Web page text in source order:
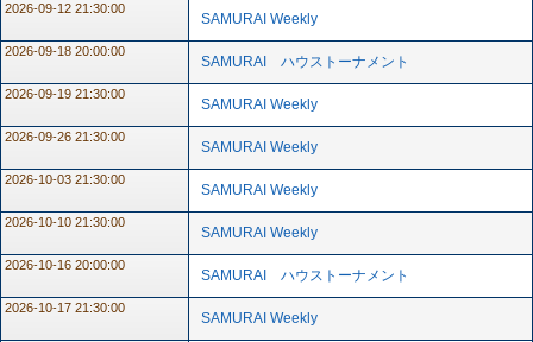
2026-09-12 21:30:00
SAMURAI Weekly
2026-09-18 20:00:00
SAMURAI ハウストーナメント
2026-09-19 21:30:00
SAMURAI Weekly
2026-09-26 21:30:00
SAMURAI Weekly
2026-10-03 21:30:00
SAMURAI Weekly
2026-10-10 21:30:00
SAMURAI Weekly
2026-10-16 20:00:00
SAMURAI ハウストーナメント
2026-10-17 21:30:00
SAMURAI Weekly